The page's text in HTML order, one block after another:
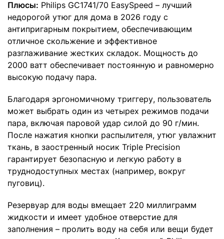
Плюсы: Philips GC1741/70 EasySpeed – лучший
недорогой утюг для дома в 2026 году с
антипригарным покрытием, обеспечивающим
отличное скольжение и эффективное
разглаживание жестких складок. Мощность до
2000 ватт обеспечивает постоянную и равномерно
высокую подачу пара.
Благодаря эргономичному триггеру, пользователь
может выбрать один из четырех режимов подачи
пара, включая паровой удар силой до 90 г/мин.
После нажатия кнопки распылителя, утюг увлажнит
ткань, в заостренный носик Triple Precision
гарантирует безопасную и легкую работу в
труднодоступных местах (например, вокруг
пуговиц).
Резервуар для воды вмещает 220 миллиграмм
жидкости и имеет удобное отверстие для
заполнения – пролить воду на себя или вещи будет